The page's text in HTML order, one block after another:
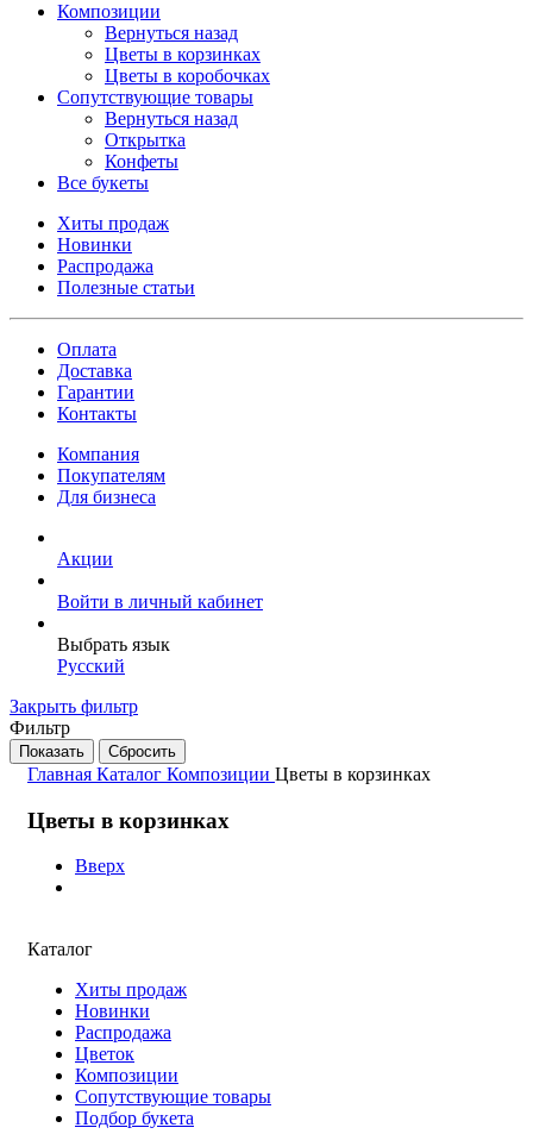
Композиции
Вернуться назад
Цветы в корзинках
Цветы в коробочках
Сопутствующие товары
Вернуться назад
Открытка
Конфеты
Все букеты
Хиты продаж
Новинки
Распродажа
Полезные статьи
Оплата
Доставка
Гарантии
Контакты
Компания
Покупателям
Для бизнеса
Акции
Войти в личный кабинет
Выбрать язык
Русский
Закрыть фильтр
Фильтр
Главная Каталог Композиции Цветы в корзинках
Цветы в корзинках
Вверх
Каталог
Хиты продаж
Новинки
Распродажа
Цветок
Композиции
Сопутствующие товары
Подбор букета